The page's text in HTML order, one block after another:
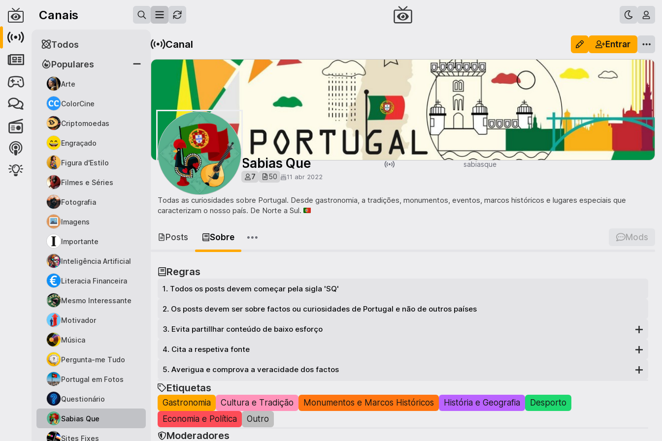
Canais
Populares
Arte
ColorCine
Criptomoedas
Engraçado
Figura d'Estilo
Filmes e Séries
Fotografia
Imagens
Importante
Inteligência Artificial
Literacia Financeira
Mesmo Interessante
Motivador
Música
Pergunta-me Tudo
Portugal em Fotos
Questionário
Sabias Que
Sites Fixes
Todos Canal Entrar
Sabias Que
sabiasque
7
50 11 abr 2022
Todas as curiosidades sobre Portugal. Desde gastronomia, a tradições, monumentos, eventos, marcos históricos e lugares especiais que
caracterizam o nosso país. De Norte a Sul. 🇵🇹
Posts Sobre Mods
Regras
1. Todos os posts devem começar pela sigla 'SQ'
2. Os posts devem ser sobre factos ou curiosidades de Portugal e não de outros países
3. Evita partillhar conteúdo de baixo esforço
4. Cita a respetiva fonte
5. Averigua e comprova a veracidade dos factos
Etiquetas
Gastronomia Cultura e Tradição Monumentos e Marcos Históricos História e Geografia
Desporto
Economia e Política
Outro
Moderadores